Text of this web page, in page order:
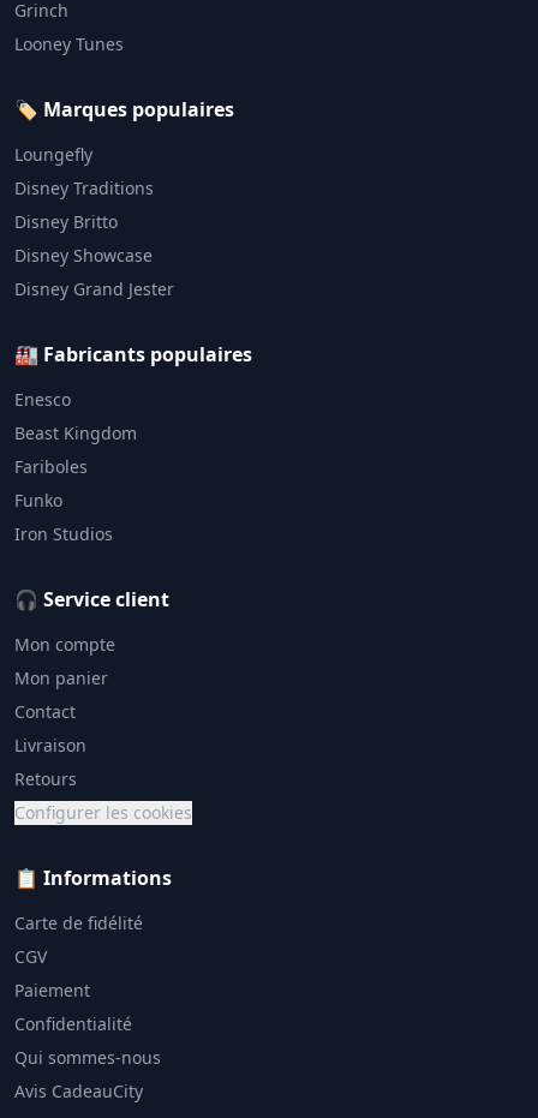
Grinch
Looney Tunes
🏷️ Marques populaires
Loungefly
Disney Traditions
Disney Britto
Disney Showcase
Disney Grand Jester
🏭 Fabricants populaires
Enesco
Beast Kingdom
Fariboles
Funko
Iron Studios
🎧 Service client
Mon compte
Mon panier
Contact
Livraison
Retours
Configurer les cookies
📋 Informations
Carte de fidélité
CGV
Paiement
Confidentialité
Qui sommes-nous
Avis CadeauCity